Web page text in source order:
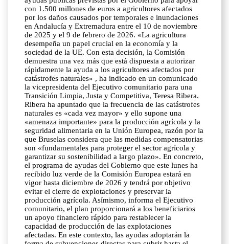
con 1.500 millones de euros a agricultores afectados
por los daños causados por temporales e inundaciones
en Andalucía y Extremadura entre el 10 de noviembre
de 2025 y el 9 de febrero de 2026. «La agricultura
desempeña un papel crucial en la economía y la
sociedad de la UE. Con esta decisión, la Comisión
demuestra una vez más que está dispuesta a autorizar
rápidamente la ayuda a los agricultores afectados por
catástrofes naturales» , ha indicado en un comunicado
la vicepresidenta del Ejecutivo comunitario para una
Transición Limpia, Justa y Competitiva, Teresa Ribera.
Ribera ha apuntado que la frecuencia de las catástrofes
naturales es «cada vez mayor» y ello supone una
«amenaza importante» para la producción agrícola y la
seguridad alimentaria en la Unión Europea, razón por la
que Bruselas considera que las medidas compensatorias
son «fundamentales para proteger el sector agrícola y
garantizar su sostenibilidad a largo plazo». En concreto,
el programa de ayudas del Gobierno que este lunes ha
recibido luz verde de la Comisión Europea estará en
vigor hasta diciembre de 2026 y tendrá por objetivo
evitar el cierre de explotaciones y preservar la
producción agrícola. Asímismo, informa el Ejecutivo
comunitario, el plan proporcionará a los beneficiarios
un apoyo financiero rápido para restablecer la
capacidad de producción de las explotaciones
afectadas. En este contexto, las ayudas adoptarán la